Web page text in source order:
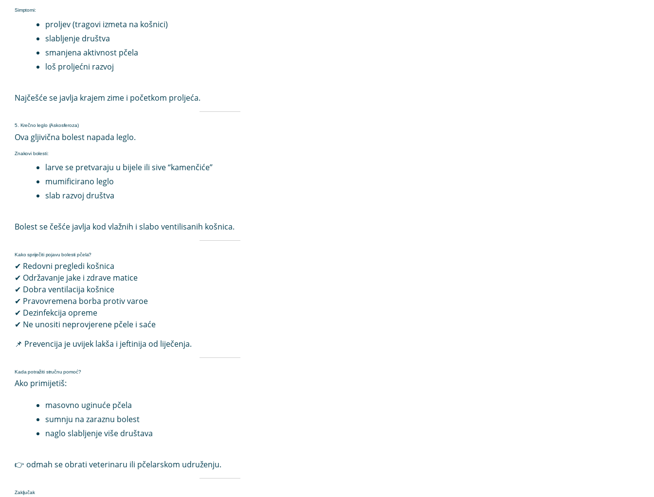
Simptomi:
proljev (tragovi izmeta na košnici)
slabljenje društva
smanjena aktivnost pčela
loš proljećni razvoj
Najčešće se javlja krajem zime i početkom proljeća.
5. Krečno leglo (Askosferoza)
Ova gljivična bolest napada leglo.
Znakovi bolesti:
larve se pretvaraju u bijele ili sive “kamenčiće”
mumificirano leglo
slab razvoj društva
Bolest se češće javlja kod vlažnih i slabo ventilisanih košnica.
Kako spriječiti pojavu bolesti pčela?
✔ Redovni pregledi košnica
✔ Održavanje jake i zdrave matice
✔ Dobra ventilacija košnice
✔ Pravovremena borba protiv varoe
✔ Dezinfekcija opreme
✔ Ne unositi neprovjerene pčele i saće
📌 Prevencija je uvijek lakša i jeftinija od liječenja.
Kada potražiti stručnu pomoć?
Ako primijetiš:
masovno uginuće pčela
sumnju na zaraznu bolest
naglo slabljenje više društava
👉 odmah se obrati veterinaru ili pčelarskom udruženju.
Zaključak